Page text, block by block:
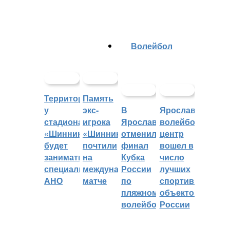
Территорией
у
стадиона
«Шинник»
будет
заниматься
специальное
АНО
Память
экс-
игрока
«Шинника»
почтили
на
международном
матче
Волейбол
В
Ярославле
отменили
финал
Кубка
России
по
пляжному
волейболу
Ярославский
волейбольный
центр
вошел в
число
лучших
спортивных
объектов
России